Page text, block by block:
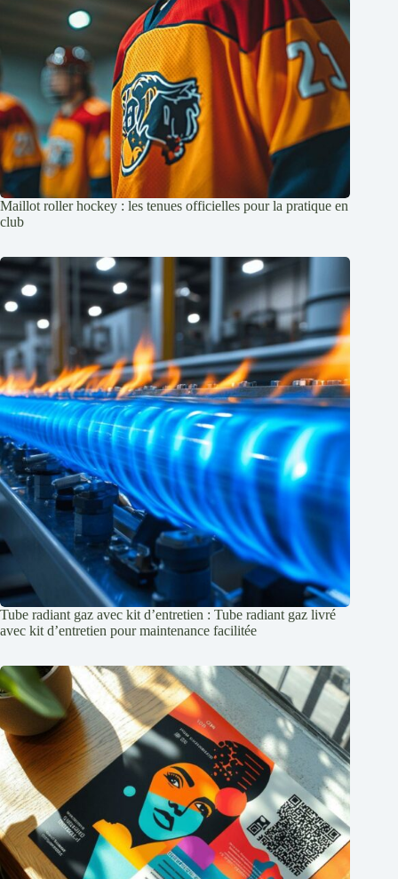
Maillot roller hockey : les tenues officielles pour la pratique en
club
Tube radiant gaz avec kit d’entretien : Tube radiant gaz livré
avec kit d’entretien pour maintenance facilitée